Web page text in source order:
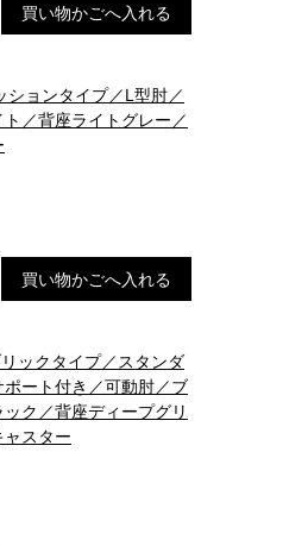
買い物かごへ入れる
ョンタイプ／L型肘／
／背座ライトグレー／
買い物かごへ入れる
ックタイプ／スタンダ
ート付き／可動肘／ブ
ク／背座ディープグリ
スター